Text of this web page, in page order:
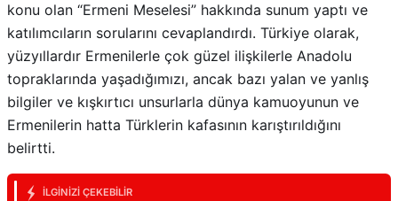
konu olan “Ermeni Meselesi” hakkında sunum yaptı ve
katılımcıların sorularını cevaplandırdı. Türkiye olarak,
yüzyıllardır Ermenilerle çok güzel ilişkilerle Anadolu
topraklarında yaşadığımızı, ancak bazı yalan ve yanlış
bilgiler ve kışkırtıcı unsurlarla dünya kamuoyunun ve
Ermenilerin hatta Türklerin kafasının karıştırıldığını
belirtti.
İLGINIZI ÇEKEBILIR